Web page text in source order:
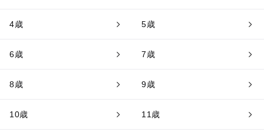
4歳 5歳
6歳 7歳
8歳 9歳
10歳 11歳